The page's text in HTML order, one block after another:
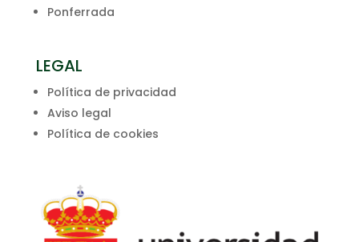
Ponferrada
LEGAL
Política de privacidad
Aviso legal
Política de cookies